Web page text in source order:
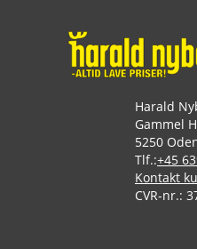
Harald
Gammel
5250
Tlf.:+45
Kontakt
CVR-nr.: